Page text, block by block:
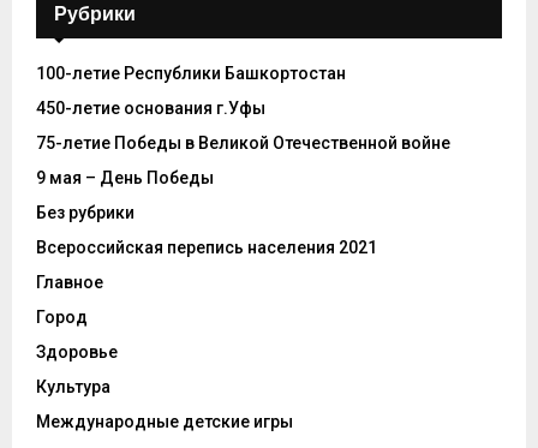
Рубрики
100-летие Республики Башкортостан
450-летие основания г.Уфы
75-летие Победы в Великой Отечественной войне
9 мая – День Победы
Без рубрики
Всероссийская перепись населения 2021
Главное
Город
Здоровье
Культура
Международные детские игры